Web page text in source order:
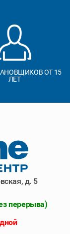
ОТ 15
ЛЕТ
д. 5
перерыва)